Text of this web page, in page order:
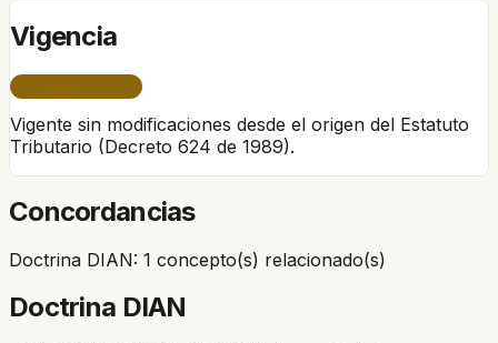
Vigencia
Vigente sin modificaciones desde el origen del Estatuto
Tributario (Decreto 624 de 1989).
Concordancias
Doctrina DIAN: 1 concepto(s) relacionado(s)
Doctrina DIAN